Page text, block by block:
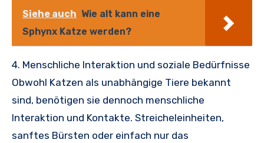
Siehe auch Wie alt kann eine
Sphynx Katze werden?
4. Menschliche Interaktion und soziale Bedürfnisse
Obwohl Katzen als unabhängige Tiere bekannt
sind, benötigen sie dennoch menschliche
Interaktion und Kontakte. Streicheleinheiten,
sanftes Bürsten oder einfach nur das